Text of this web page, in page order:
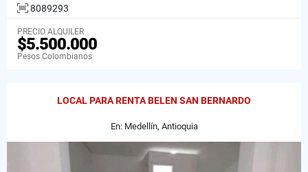
8089293
PRECIO ALQUILER
$5.500.000
Pesos Colombianos
LOCAL PARA RENTA BELEN SAN BERNARDO
En: Medellín, Antioquia